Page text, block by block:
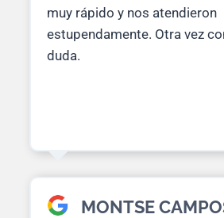
muy rápido y nos atendieron
estupendamente. Otra vez
duda.
MONTSE